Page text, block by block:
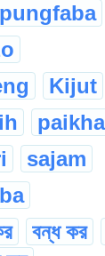
Kijut
paikha
sajam
বন্ধ কর